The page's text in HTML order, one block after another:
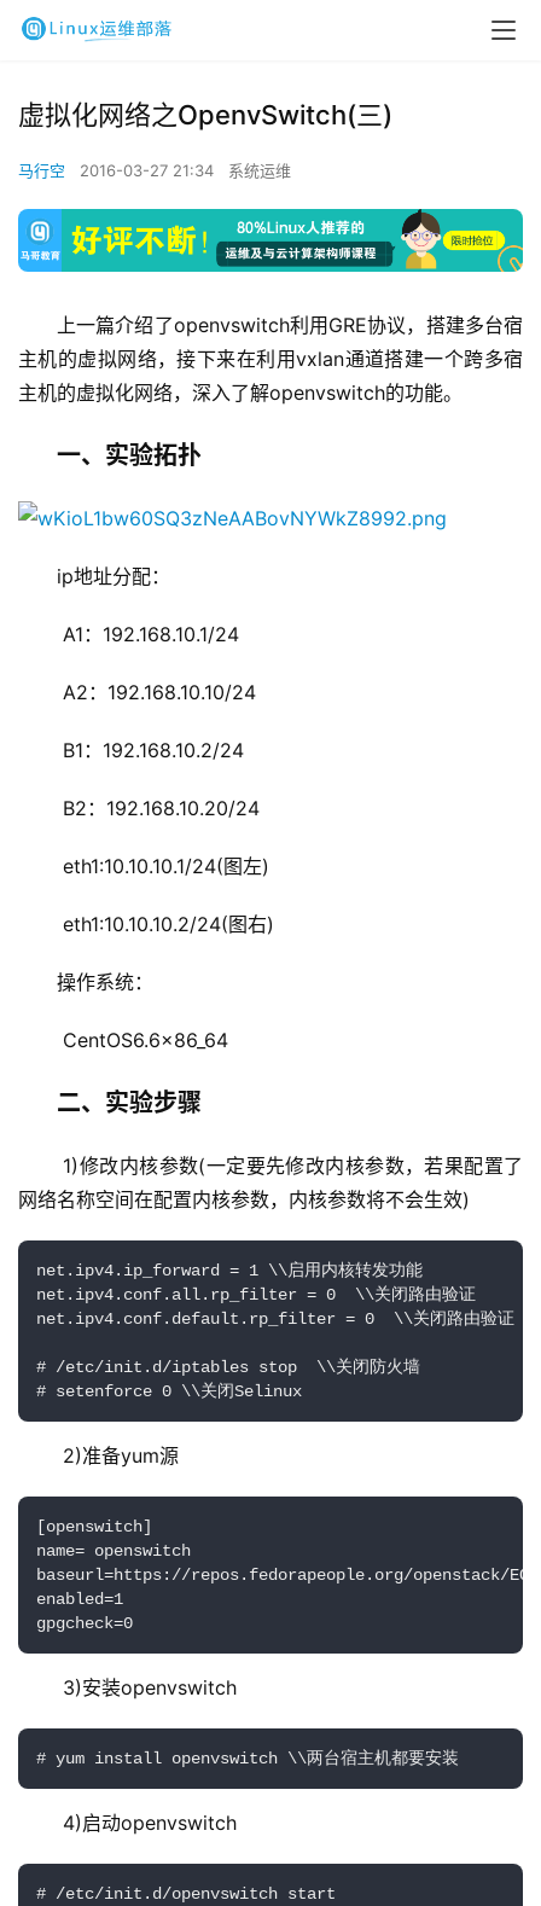
虚拟化网络之OpenvSwitch(三)
马行空 2016-03-27 21:34 系统运维
上一篇介绍了openvswitch利用GRE协议，搭建多台宿
主机的虚拟网络，接下来在利用vxlan通道搭建一个跨多宿
主机的虚拟化网络，深入了解openvswitch的功能。
一、实验拓扑
ip地址分配：
A1：192.168.10.1/24
A2：192.168.10.10/24
B1：192.168.10.2/24
B2：192.168.10.20/24
eth1:10.10.10.1/24(图左)
eth1:10.10.10.2/24(图右)
操作系统：
CentOS6.6x86_64
二、实验步骤
1)修改内核参数(一定要先修改内核参数，若果配置了
网络名称空间在配置内核参数，内核参数将不会生效)
net.ipv4.ip_forward = 1 \\启用内核转发功能
net.ipv4.conf.all.rp_filter = 0  \\关闭路由验证
net.ipv4.conf.default.rp_filter = 0  \\关闭路由验证
# /etc/init.d/iptables stop  \\关闭防火墙
# setenforce 0 \\关闭Selinux
2)准备yum源
[openswitch]
name= openswitch
baseurl=https://repos.fedorapeople.org/openstack/
enabled=1
gpgcheck=0
3)安装openvswitch
# yum install openvswitch \\两台宿主机都要安装
4)启动openvswitch
# /etc/init.d/openvswitch start